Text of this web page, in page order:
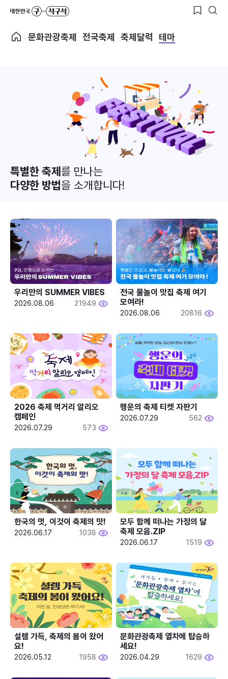
문화관광축제 전국축제 축제달력 테마
특별한 축제를 만나는
다양한 방법을 소개합니다!
우리만의 SUMMER VIBES
2026.08.06 21949
전국 물놀이 맛집 축제 여기
모여라!
2026.08.06 20816
2026 축제 먹거리 알리오
캠페인
2026.07.29 573
행운의 축제 티켓 자판기
2026.07.29 562
한국의 멋, 이것이 축제의 맛!
2026.06.17 1038
모두 함께 떠나는 가정의 달
축제 모음.ZIP
2026.06.17 1519
설렘 가득, 축제의 봄이 왔어
요!
2026.05.12 1958
문화관광축제 열차에 탑승하
세요!
2026.04.29 1629